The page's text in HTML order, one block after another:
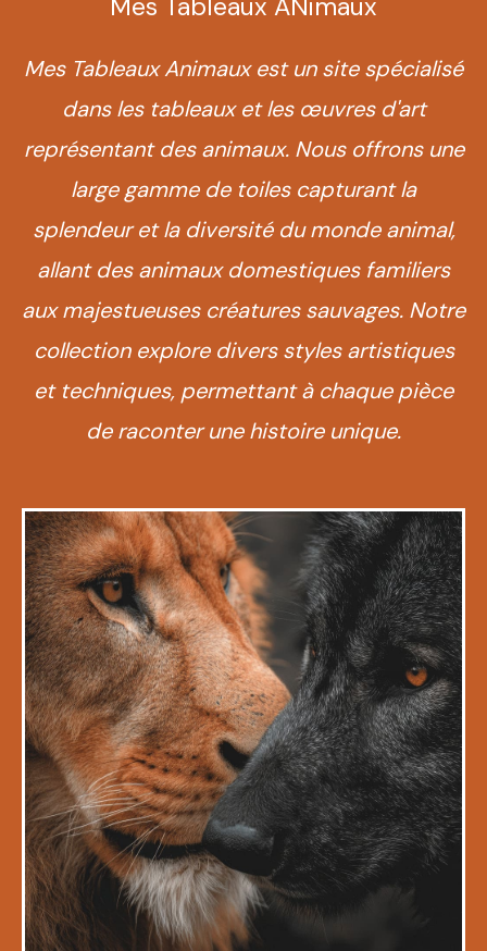
Mes Tableaux ANimaux
Mes Tableaux Animaux est un site spécialisé
dans les tableaux et les œuvres d'art
représentant des animaux. Nous offrons une
large gamme de toiles capturant la
splendeur et la diversité du monde animal,
allant des animaux domestiques familiers
aux majestueuses créatures sauvages. Notre
collection explore divers styles artistiques
et techniques, permettant à chaque pièce
de raconter une histoire unique.